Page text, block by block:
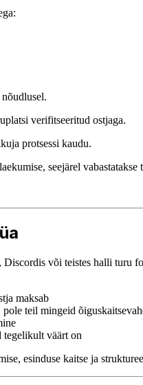
verifitseeritud ostjaga.
protsessi kaudu.
seejärel vabastatakse
või teistes halli turu
maksab
teil mingeid
väärt on
esinduse kaitse ja